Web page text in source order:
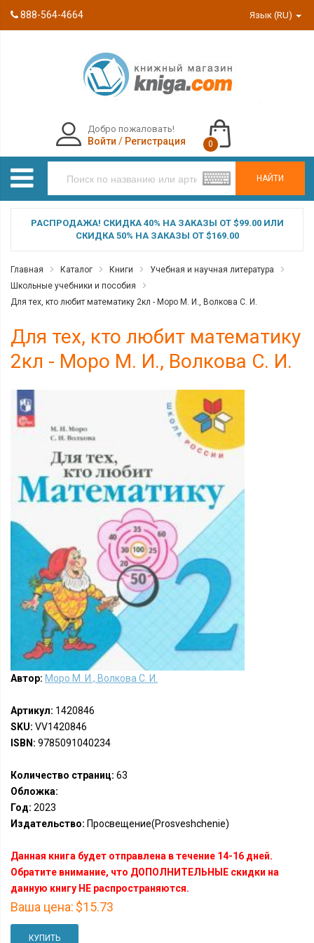
888-564-4664 Язык (RU)
НАЙТИ
Добро пожаловать!
Войти / Регистрация 0
РАСПРОДАЖА! СКИДКА 40% НА ЗАКАЗЫ ОТ $99.00 ИЛИ
СКИДКА 50% НА ЗАКАЗЫ ОТ $169.00
Главная Каталог Книги
Учебная и научная литература
Школьные учебники и пособия
Для тех, кто любит математику 2кл - Моро М. И., Волкова С. И.
Для тех, кто любит математику
2кл - Моро М. И., Волкова С. И.
Автор: Моро М. И., Волкова С. И.
Артикул: 1420846
SKU: VV1420846
ISBN: 9785091040234
Количество страниц: 63
Обложка:
Год: 2023
Издательство: Просвещение(Prosveshchenie)
Данная книга будет отправлена в течение 14-16 дней.
Обратите внимание, что ДОПОЛНИТЕЛЬНЫЕ скидки на
данную книгу НЕ распространяются.
Ваша цена: $15.73
КУПИТЬ